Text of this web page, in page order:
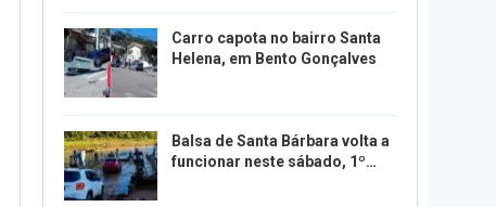
Carro capota no bairro Santa
Helena, em Bento Gonçalves
Balsa de Santa Bárbara volta a
funcionar neste sábado, 1º…